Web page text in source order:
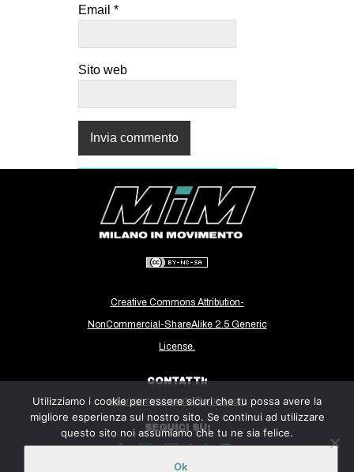
Email *
Sito web
Creative Commons Attribution-
NonCommercial-ShareAlike 2.5 Generic
License.
CONTATTI:
milanoinmovimento@gmail.com
SEGUICI SU:
Utilizziamo i cookie per essere sicuri che tu possa avere la
migliore esperienza sul nostro sito. Se continui ad utilizzare
questo sito noi assumiamo che tu ne sia felice.
Ok